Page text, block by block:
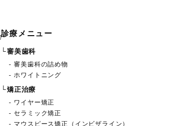
診療メニュー
審美歯科
審美歯科の詰め物
ホワイトニング
矯正治療
ワイヤー矯正
セラミック矯正
マウスピース矯正（インビザライン）